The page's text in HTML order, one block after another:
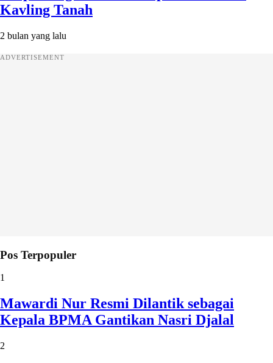
Kavling Tanah
2 bulan yang lalu
ADVERTISEMENT
Pos Terpopuler
1
Mawardi Nur Resmi Dilantik sebagai
Kepala BPMA Gantikan Nasri Djalal
2